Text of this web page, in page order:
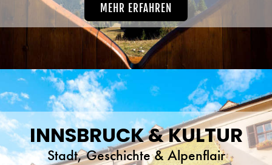
MEHR ERFAHREN
INNSBRUCK & KULTUR
Stadt, Geschichte & Alpenflair